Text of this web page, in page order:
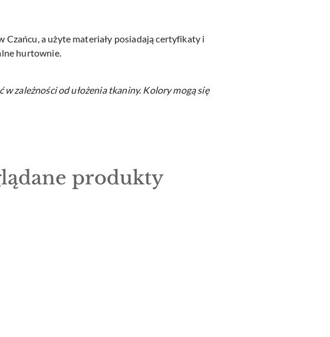
Czańcu, a użyte materiały posiadają certyfikaty i
hurtownie.
w zależności od ułożenia tkaniny. Kolory mogą się
produkty